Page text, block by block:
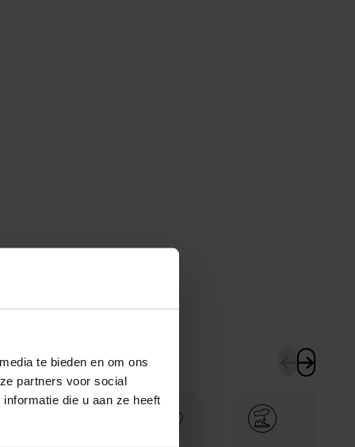
te bieden en om ons
partners voor social
die u aan ze heeft
Add to Wishlist